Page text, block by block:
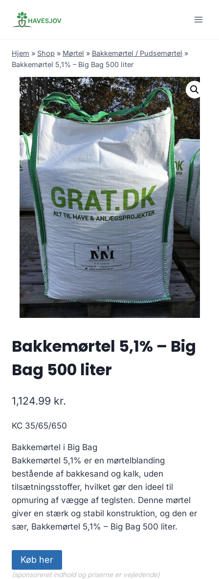
Hjem » Shop » Mørtel » Bakkemørtel / Pudsemørtel »
Bakkemørtel 5,1% – Big Bag 500 liter
Bakkemørtel 5,1% – Big
Bag 500 liter
1,124.99 kr.
KC 35/65/650
Bakkemørtel i Big Bag
Bakkemørtel 5,1% er en mørtelblanding
bestående af bakkesand og kalk, uden
tilsætningsstoffer, hvilket gør den ideel til
opmuring af vægge af teglsten. Denne mørtel
giver en stærk og stabil konstruktion, og den er
sær, Bakkemørtel 5,1% – Big Bag 500 liter.
Køb her
(sponsoreret indhold og priserne er vejledende)